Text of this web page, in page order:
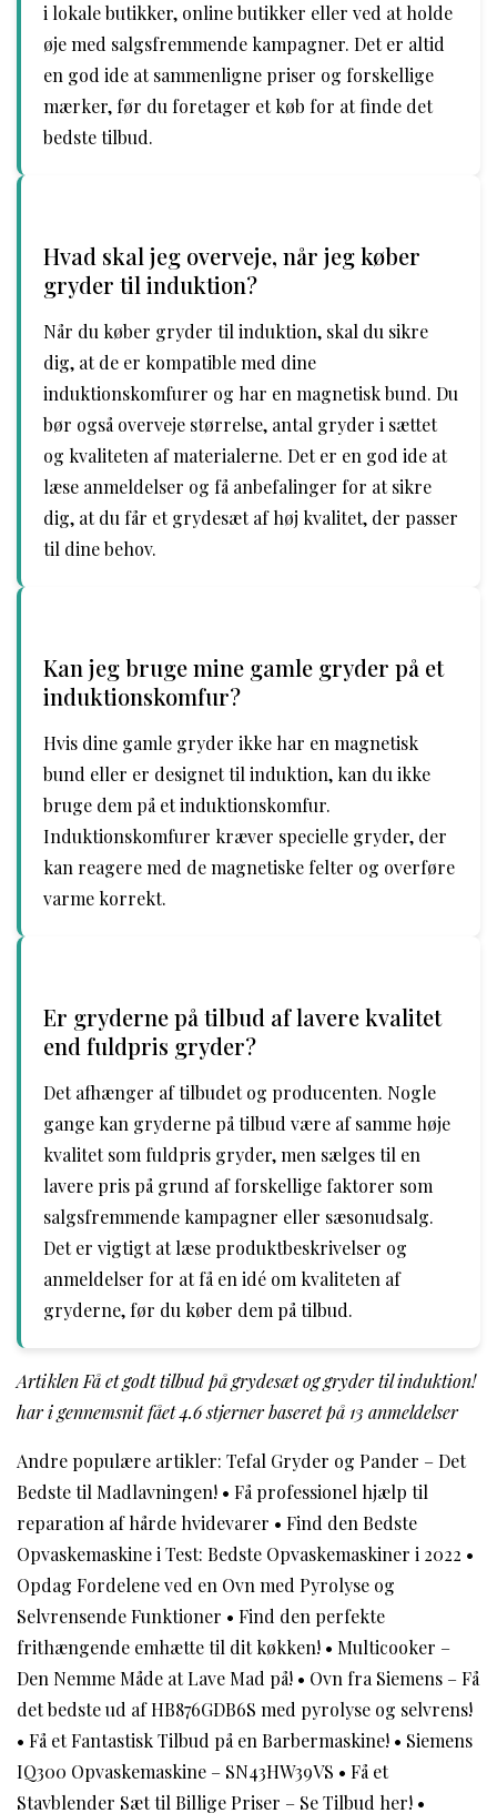
i lokale butikker, online butikker eller ved at holde
øje med salgsfremmende kampagner. Det er altid
en god ide at sammenligne priser og forskellige
mærker, før du foretager et køb for at finde det
bedste tilbud.
Hvad skal jeg overveje, når jeg køber
gryder til induktion?
Når du køber gryder til induktion, skal du sikre
dig, at de er kompatible med dine
induktionskomfurer og har en magnetisk bund. Du
bør også overveje størrelse, antal gryder i sættet
og kvaliteten af ​​materialerne. Det er en god ide at
læse anmeldelser og få anbefalinger for at sikre
dig, at du får et grydesæt af høj kvalitet, der passer
til dine behov.
Kan jeg bruge mine gamle gryder på et
induktionskomfur?
Hvis dine gamle gryder ikke har en magnetisk
bund eller er designet til induktion, kan du ikke
bruge dem på et induktionskomfur.
Induktionskomfurer kræver specielle gryder, der
kan reagere med de magnetiske felter og overføre
varme korrekt.
Er gryderne på tilbud af lavere kvalitet
end fuldpris gryder?
Det afhænger af tilbudet og producenten. Nogle
gange kan gryderne på tilbud være af samme høje
kvalitet som fuldpris gryder, men sælges til en
lavere pris på grund af forskellige faktorer som
salgsfremmende kampagner eller sæsonudsalg.
Det er vigtigt at læse produktbeskrivelser og
anmeldelser for at få en idé om kvaliteten af ​​
gryderne, før du køber dem på tilbud.
Artiklen Få et godt tilbud på grydesæt og gryder til induktion!
har i gennemsnit fået4.6stjerner baseret på 13 anmeldelser
Andre populære artikler: Tefal Gryder og Pander – Det
Bedste til Madlavningen! • Få professionel hjælp til
reparation af hårde hvidevarer • Find den Bedste
Opvaskemaskine i Test: Bedste Opvaskemaskiner i 2022 •
Opdag Fordelene ved en Ovn med Pyrolyse og
Selvrensende Funktioner • Find den perfekte
frithængende emhætte til dit køkken! • Multicooker –
Den Nemme Måde at Lave Mad på! • Ovn fra Siemens – Få
det bedste ud af HB876GDB6S med pyrolyse og selvrens!
• Få et Fantastisk Tilbud på en Barbermaskine! • Siemens
IQ300 Opvaskemaskine – SN43HW39VS • Få et
Stavblender Sæt til Billige Priser – Se Tilbud her! •